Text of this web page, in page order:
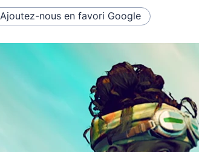
Ajoutez-nous en favori Google